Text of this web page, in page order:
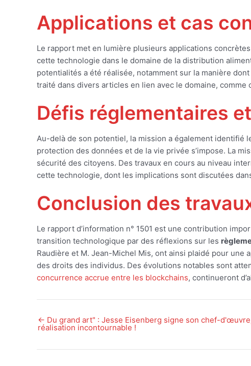
Applications et cas
Le rapport met en lumière plusieurs applications
cette technologie dans le domaine de la distribution
potentialités a été réalisée, notamment sur la manière
traité dans divers articles en lien avec le domaine, comme
Défis réglementaires
Au-delà de son potentiel, la mission a également identifié
protection des données et de la vie privée s’impose. La
sécurité des citoyens. Des travaux en cours au niveau
cette technologie, dont les implications sont discutées
Conclusion des
Le rapport d’information n° 1501 est une contribution
transition technologique par des réflexions sur les
Raudière et M. Jean-Michel Mis, ont ainsi plaidé pour
des droits des individus. Des évolutions notables sont
concurrence accrue entre les blockchains, continueront
Navigation
des
← Du grand art" : Jesse Eisenberg signe son chef-
réalisation incontournable !